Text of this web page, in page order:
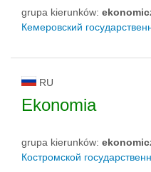
grupa kierunków:
Кемеровский
RU
Ekonomia
grupa kierunków:
Костромской